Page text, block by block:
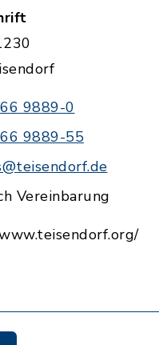
9889-0
9889-55
Vereinbarung